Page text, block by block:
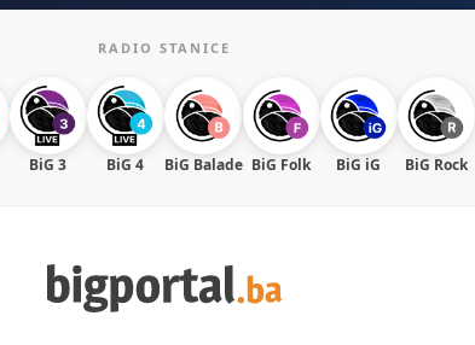
RADIO STANICE
BiG 3 BiG 4 BiG Balade BiG Folk BiG iG BiG Rock